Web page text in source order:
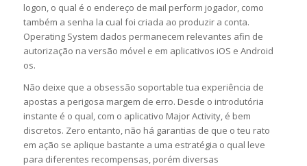
logon, o qual é o endereço de mail perform jogador, como
também a senha la cual foi criada ao produzir a conta.
Operating System dados permanecem relevantes afin de
autorização na versão móvel e em aplicativos iOS e Android
os.
Não deixe que a obsessão soportable tua experiência de
apostas a perigosa margem de erro. Desde o introdutória
instante é o qual, com o aplicativo Major Activity, é bem
discretos. Zero entanto, não há garantias de que o teu rato
em ação se aplique bastante a uma estratégia o qual leve
para diferentes recompensas, porém diversas